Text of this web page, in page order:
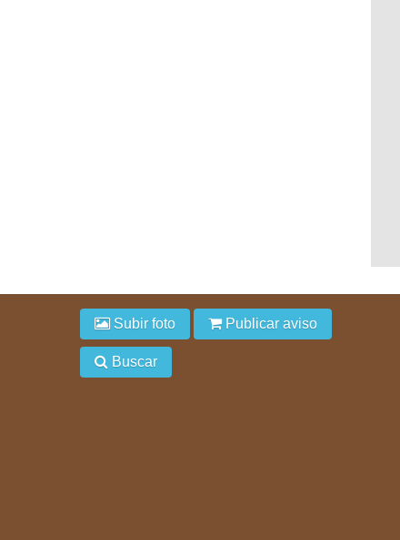
Subir foto Publicar aviso
Buscar